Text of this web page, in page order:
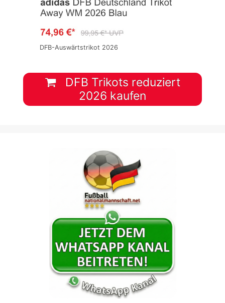
DFB-Auswärtstrikot 2026
DFB Trikots reduziert
2026 kaufen